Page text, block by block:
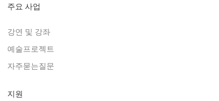
주요 사업
강연 및 강좌
예술프로젝트
자주묻는질문
지원